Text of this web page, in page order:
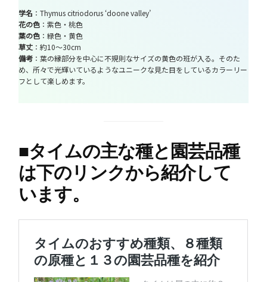
学名 ：Thymus citriodorus ‘doone valley’
花の色 ：紫色・桃色
葉の色 ：緑色・黄色
草丈 ：約10～30cm
備考 ：葉の縁部分を中心に不規則なサイズの黄色の班が入る。そのた
め、所々で光輝いているようなユニークな見た目をしているカラーリー
フとして楽しめます。
■タイムの主な種と園芸品種
は下のリンクから紹介して
います。